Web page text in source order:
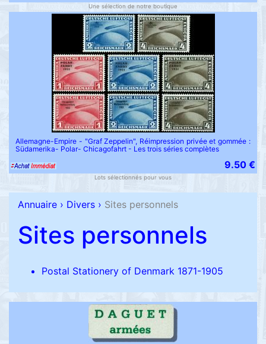
Une sélection de notre boutique
Allemagne-Empire - "Graf Zeppelin", Réimpression privée et gommée :
Südamerika- Polar- Chicagofahrt - Les trois séries complètes
9.50 €
Lots sélectionnés pour vous
Annuaire › Divers › Sites personnels
Sites personnels
Postal Stationery of Denmark 1871-1905